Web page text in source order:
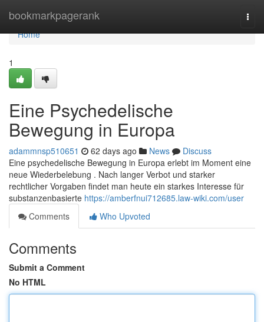
bookmarkpagerank
Home
Home
1
Eine Psychedelische
Bewegung in Europa
adammnsp510651 62 days ago News
Discuss
Eine psychedelische Bewegung in Europa erlebt im Moment eine
neue Wiederbelebung . Nach langer Verbot und starker
rechtlicher Vorgaben findet man heute ein starkes Interesse für
substanzenbasierte https://amberfnui712685.law-wiki.com/user
Comments
Who Upvoted
Comments
Submit a Comment
No HTML